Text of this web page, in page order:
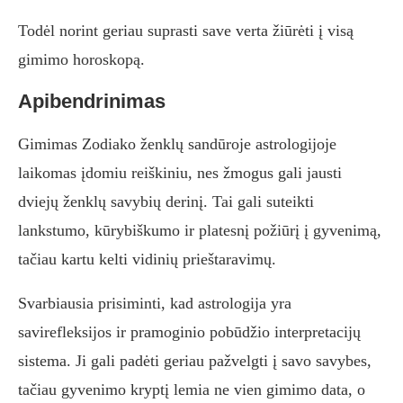
Todėl norint geriau suprasti save verta žiūrėti į visą
gimimo horoskopą.
Apibendrinimas
Gimimas Zodiako ženklų sandūroje astrologijoje
laikomas įdomiu reiškiniu, nes žmogus gali jausti
dviejų ženklų savybių derinį. Tai gali suteikti
lankstumo, kūrybiškumo ir platesnį požiūrį į gyvenimą,
tačiau kartu kelti vidinių prieštaravimų.
Svarbiausia prisiminti, kad astrologija yra
savirefleksijos ir pramoginio pobūdžio interpretacijų
sistema. Ji gali padėti geriau pažvelgti į savo savybes,
tačiau gyvenimo kryptį lemia ne vien gimimo data, o